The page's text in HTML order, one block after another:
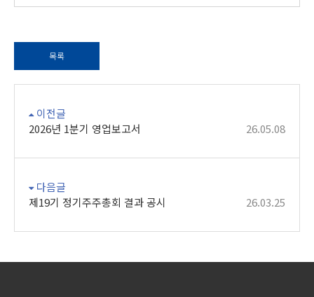
목록
이전글
2026년 1분기 영업보고서
26.05.08
다음글
제19기 정기주주총회 결과 공시
26.03.25